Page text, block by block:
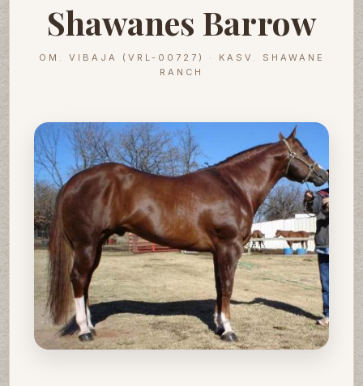
Shawanes Barrow
OM. VIBAJA (VRL-00727) · KASV. SHAWANE
RANCH